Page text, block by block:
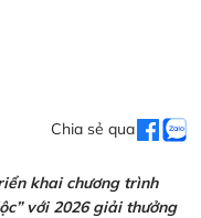
Chia sẻ qua
khai chương trình
với 2026 giải thưởng